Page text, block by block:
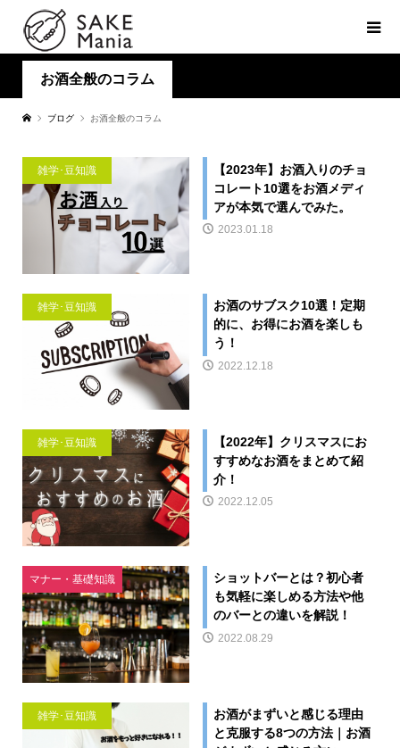
お酒全般のコラム
ブログ お酒全般のコラム
雑学･豆知識
【2023年】お酒入りのチョ
コレート10選をお酒メディ
アが本気で選んでみた。
2023.01.18
雑学･豆知識
お酒のサブスク10選！定期
的に、お得にお酒を楽しも
う！
2022.12.18
雑学･豆知識
【2022年】クリスマスにお
すすめなお酒をまとめて紹
介！
2022.12.05
マナー・基礎知識
ショットバーとは？初心者
も気軽に楽しめる方法や他
のバーとの違いを解説！
2022.08.29
雑学･豆知識
お酒がまずいと感じる理由
と克服する8つの方法｜お酒